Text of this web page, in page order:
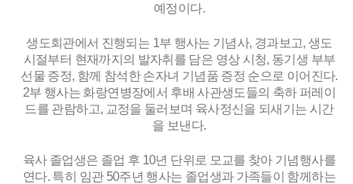
예정이다.
생도회관에서 진행되는 1부 행사는 기념사, 경과보고, 생도
시절부터 현재까지의 발자취를 담은 영상 시청, 동기생 부부
선물 증정, 함께 참석한 손자녀 기념품 증정 순으로 이어진다.
2부 행사는 화랑연병장에서 후배 사관생도들의 축하 퍼레이
드를 관람하고, 교정을 둘러보며 육사정신을 되새기는 시간
을 보낸다.
육사 졸업생은 졸업 후 10년 단위로 모교를 찾아 기념행사를
연다. 특히 임관 50주년 행사는 졸업생과 가족들이 함께하는